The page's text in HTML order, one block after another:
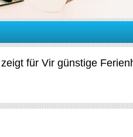
für Vir günstige